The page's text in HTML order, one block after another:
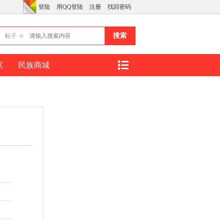
登陆 用QQ登陆 注册 找回密码
帖子 搜索
民族商城